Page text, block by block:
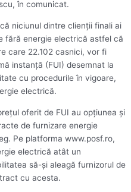
în comunicat.
niciunul dintre clienţii finali ai
fără energie electrică astfel că
care 22.102 casnici, vor fi
instanţă (FUI) desemnat la
cu procedurile în vigoare,
electrică.
oferit de FUI au opţiunea şi
de furnizare energie
Pe platforma www.posf.ro,
electrică atât un
să-şi aleagă furnizorul de
cu acesta.